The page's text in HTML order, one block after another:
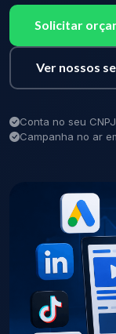
Solicitar
Ver nossos
Conta no seu CNPJ
Campanha no ar